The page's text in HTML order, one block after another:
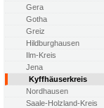
Gera
Gotha
Greiz
Hildburghausen
Ilm-Kreis
Jena
Kyffhäuserkreis
Nordhausen
Saale-Holzland-Kreis